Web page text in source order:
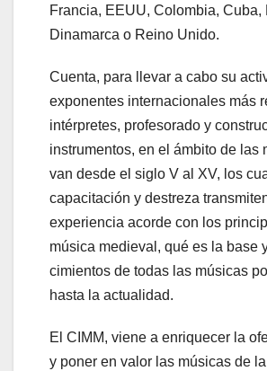
Francia, EEUU, Colombia, Cuba,
Dinamarca o Reino Unido.
Cuenta, para llevar a cabo su
exponentes internacionales más
intérpretes, profesorado y
instrumentos, en el ámbito de las
van desde el siglo V al XV, los
capacitación y destreza
experiencia acorde con los
música medieval, qué es la base
cimientos de todas las músicas
hasta la actualidad.
El CIMM, viene a enriquecer la
y poner en valor las músicas de